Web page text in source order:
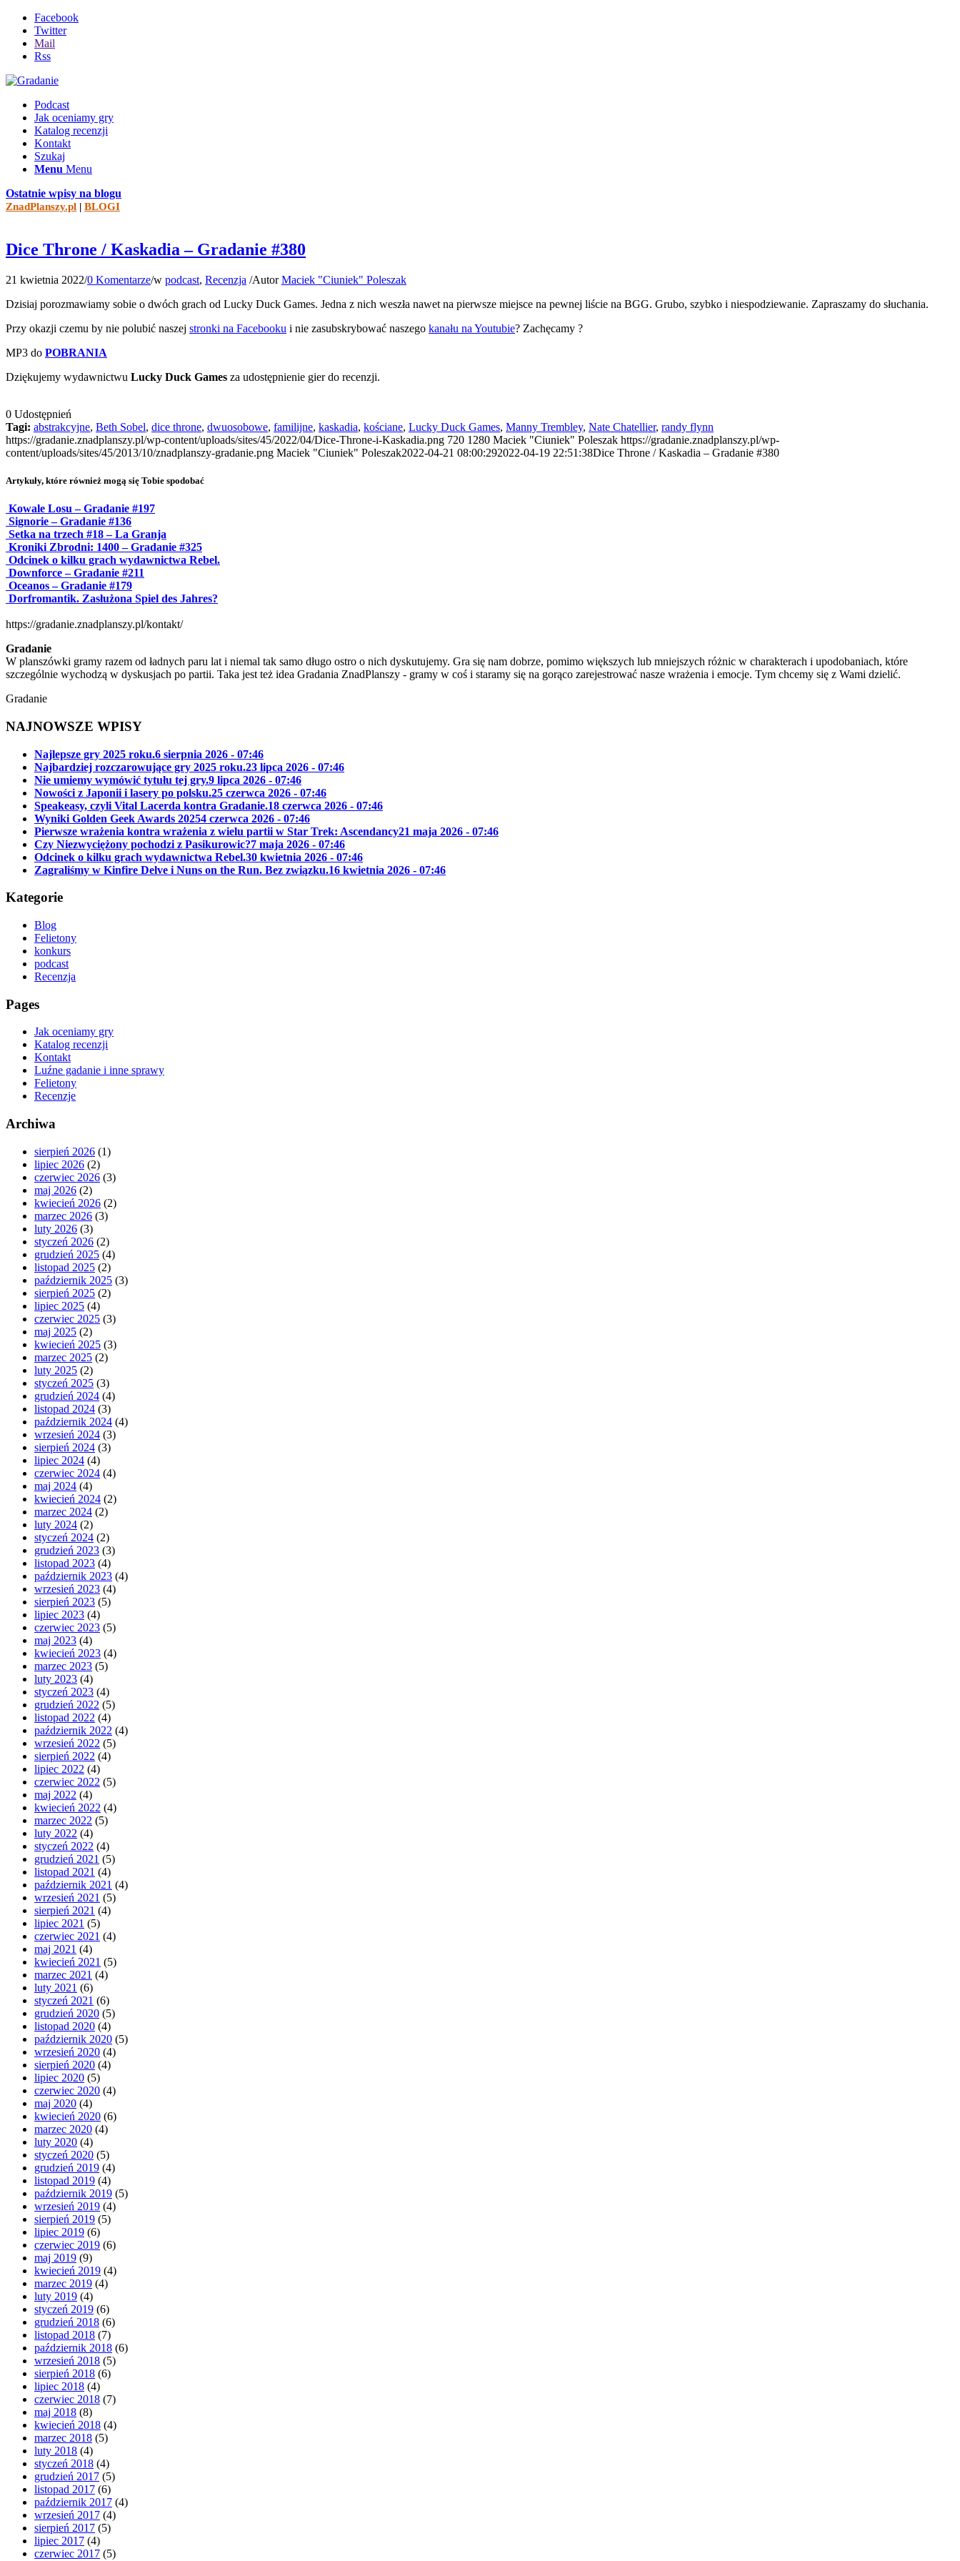
Facebook
Twitter
Mail
Rss
Podcast
Jak oceniamy gry
Katalog recenzji
Kontakt
Szukaj
Menu Menu
Ostatnie wpisy na blogu
ZnadPlanszy.pl | BLOGI
Dice Throne / Kaskadia – Gradanie #380
21 kwietnia 2022/0 Komentarze/w podcast, Recenzja /AutorMaciek "Ciuniek" Poleszak
Dzisiaj porozmawiamy sobie o dwóch grach od Lucky Duck Games. Jedna z nich weszła nawet na pierwsze miejsce na pewnej liście na BGG. Grubo, szybko i niespodziewanie. Zapraszamy do słuchania.
Przy okazji czemu by nie polubić naszej stronki na Facebooku i nie zasubskrybować naszego kanału na Youtubie? Zachęcamy ?
MP3 do POBRANIA
Dziękujemy wydawnictwu Lucky Duck Games za udostępnienie gier do recenzji.
0 Udostępnień
Tagi: abstrakcyjne, Beth Sobel, dice throne, dwuosobowe, familijne, kaskadia, kościane, Lucky Duck Games, Manny Trembley, Nate Chatellier, randy flynn
https://gradanie.znadplanszy.pl/wp-content/uploads/sites/45/2022/04/Dice-Throne-i-Kaskadia.png 720 1280 Maciek "Ciuniek" Poleszak https://gradanie.znadplanszy.pl/wp-
content/uploads/sites/45/2013/10/znadplanszy-gradanie.png Maciek "Ciuniek" Poleszak2022-04-21 08:00:292022-04-19 22:51:38Dice Throne / Kaskadia – Gradanie #380
Artykuły, które również mogą się Tobie spodobać
Kowale Losu – Gradanie #197
Signorie – Gradanie #136
Setka na trzech #18 – La Granja
Kroniki Zbrodni: 1400 – Gradanie #325
Odcinek o kilku grach wydawnictwa Rebel.
Downforce – Gradanie #211
Oceanos – Gradanie #179
Dorfromantik. Zasłużona Spiel des Jahres?
https://gradanie.znadplanszy.pl/kontakt/
Gradanie
W planszówki gramy razem od ładnych paru lat i niemal tak samo długo ostro o nich dyskutujemy. Gra się nam dobrze, pomimo większych lub mniejszych różnic w charakterach i upodobaniach, które
szczególnie wychodzą w dyskusjach po partii. Taka jest też idea Gradania ZnadPlanszy - gramy w coś i staramy się na gorąco zarejestrować nasze wrażenia i emocje. Tym chcemy się z Wami dzielić.
Gradanie
NAJNOWSZE WPISY
Najlepsze gry 2025 roku.6 sierpnia 2026 - 07:46
Najbardziej rozczarowujące gry 2025 roku.23 lipca 2026 - 07:46
Nie umiemy wymówić tytułu tej gry.9 lipca 2026 - 07:46
Nowości z Japonii i lasery po polsku.25 czerwca 2026 - 07:46
Speakeasy, czyli Vital Lacerda kontra Gradanie.18 czerwca 2026 - 07:46
Wyniki Golden Geek Awards 20254 czerwca 2026 - 07:46
Pierwsze wrażenia kontra wrażenia z wielu partii w Star Trek: Ascendancy21 maja 2026 - 07:46
Czy Niezwyciężony pochodzi z Pasikurowic?7 maja 2026 - 07:46
Odcinek o kilku grach wydawnictwa Rebel.30 kwietnia 2026 - 07:46
Zagraliśmy w Kinfire Delve i Nuns on the Run. Bez związku.16 kwietnia 2026 - 07:46
Kategorie
Blog
Felietony
konkurs
podcast
Recenzja
Pages
Jak oceniamy gry
Katalog recenzji
Kontakt
Luźne gadanie i inne sprawy
Felietony
Recenzje
Archiwa
sierpień 2026 (1)
lipiec 2026 (2)
czerwiec 2026 (3)
maj 2026 (2)
kwiecień 2026 (2)
marzec 2026 (3)
luty 2026 (3)
styczeń 2026 (2)
grudzień 2025 (4)
listopad 2025 (2)
październik 2025 (3)
sierpień 2025 (2)
lipiec 2025 (4)
czerwiec 2025 (3)
maj 2025 (2)
kwiecień 2025 (3)
marzec 2025 (2)
luty 2025 (2)
styczeń 2025 (3)
grudzień 2024 (4)
listopad 2024 (3)
październik 2024 (4)
wrzesień 2024 (3)
sierpień 2024 (3)
lipiec 2024 (4)
czerwiec 2024 (4)
maj 2024 (4)
kwiecień 2024 (2)
marzec 2024 (2)
luty 2024 (2)
styczeń 2024 (2)
grudzień 2023 (3)
listopad 2023 (4)
październik 2023 (4)
wrzesień 2023 (4)
sierpień 2023 (5)
lipiec 2023 (4)
czerwiec 2023 (5)
maj 2023 (4)
kwiecień 2023 (4)
marzec 2023 (5)
luty 2023 (4)
styczeń 2023 (4)
grudzień 2022 (5)
listopad 2022 (4)
październik 2022 (4)
wrzesień 2022 (5)
sierpień 2022 (4)
lipiec 2022 (4)
czerwiec 2022 (5)
maj 2022 (4)
kwiecień 2022 (4)
marzec 2022 (5)
luty 2022 (4)
styczeń 2022 (4)
grudzień 2021 (5)
listopad 2021 (4)
październik 2021 (4)
wrzesień 2021 (5)
sierpień 2021 (4)
lipiec 2021 (5)
czerwiec 2021 (4)
maj 2021 (4)
kwiecień 2021 (5)
marzec 2021 (4)
luty 2021 (6)
styczeń 2021 (6)
grudzień 2020 (5)
listopad 2020 (4)
październik 2020 (5)
wrzesień 2020 (4)
sierpień 2020 (4)
lipiec 2020 (5)
czerwiec 2020 (4)
maj 2020 (4)
kwiecień 2020 (6)
marzec 2020 (4)
luty 2020 (4)
styczeń 2020 (5)
grudzień 2019 (4)
listopad 2019 (4)
październik 2019 (5)
wrzesień 2019 (4)
sierpień 2019 (5)
lipiec 2019 (6)
czerwiec 2019 (6)
maj 2019 (9)
kwiecień 2019 (4)
marzec 2019 (4)
luty 2019 (4)
styczeń 2019 (6)
grudzień 2018 (6)
listopad 2018 (7)
październik 2018 (6)
wrzesień 2018 (5)
sierpień 2018 (6)
lipiec 2018 (4)
czerwiec 2018 (7)
maj 2018 (8)
kwiecień 2018 (4)
marzec 2018 (5)
luty 2018 (4)
styczeń 2018 (4)
grudzień 2017 (5)
listopad 2017 (6)
październik 2017 (4)
wrzesień 2017 (4)
sierpień 2017 (5)
lipiec 2017 (4)
czerwiec 2017 (5)